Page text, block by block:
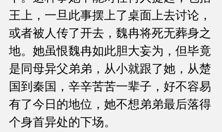
王上，一旦此事摆上了桌面上去讨论，
或者被人传了开去，魏冉将死无葬身之
地。她虽恨魏冉如此胆大妄为，但毕竟
是同母异父弟弟，从小就跟了她，从楚
国到秦国，辛辛苦苦一辈子，好不容易
有了今日的地位，她不想弟弟最后落得
个身首异处的下场。